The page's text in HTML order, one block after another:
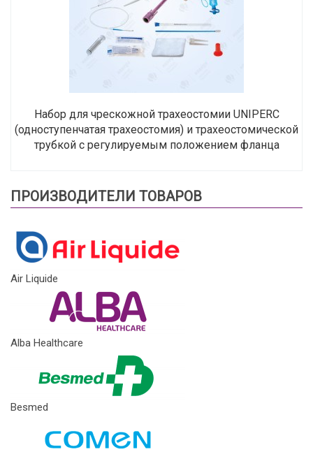
Набор для чрескожной трахеостомии UNIPERC
(одноступенчатая трахеостомия) и трахеостомической
трубкой с регулируемым положением фланца
ПРОИЗВОДИТЕЛИ ТОВАРОВ
Air Liquide
Alba Healthcare
Besmed